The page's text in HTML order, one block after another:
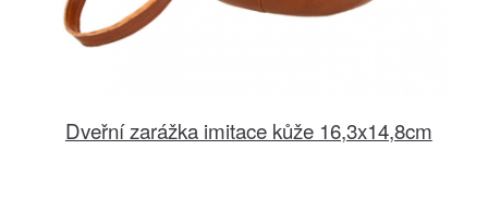
Dveřní zarážka imitace kůže 16,3x14,8cm